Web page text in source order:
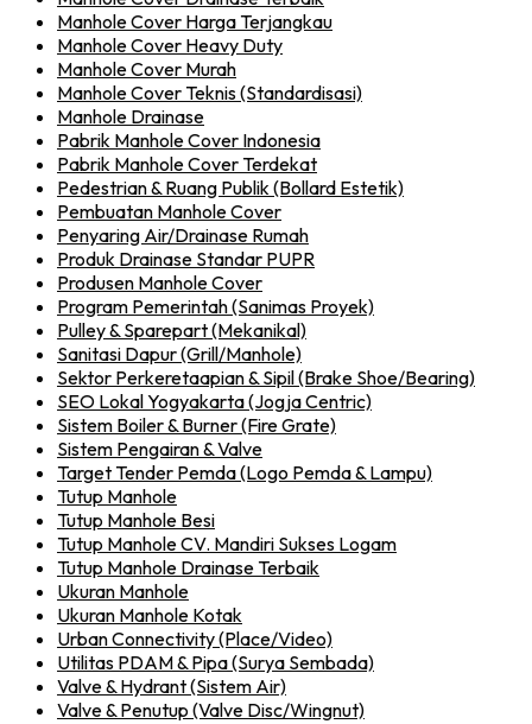
Manhole Cover Harga Terjangkau
Manhole Cover Heavy Duty
Manhole Cover Murah
Manhole Cover Teknis (Standardisasi)
Manhole Drainase
Pabrik Manhole Cover Indonesia
Pabrik Manhole Cover Terdekat
Pedestrian & Ruang Publik (Bollard Estetik)
Pembuatan Manhole Cover
Penyaring Air/Drainase Rumah
Produk Drainase Standar PUPR
Produsen Manhole Cover
Program Pemerintah (Sanimas Proyek)
Pulley & Sparepart (Mekanikal)
Sanitasi Dapur (Grill/Manhole)
Sektor Perkeretaapian & Sipil (Brake Shoe/Bearing)
SEO Lokal Yogyakarta (Jogja Centric)
Sistem Boiler & Burner (Fire Grate)
Sistem Pengairan & Valve
Target Tender Pemda (Logo Pemda & Lampu)
Tutup Manhole
Tutup Manhole Besi
Tutup Manhole CV. Mandiri Sukses Logam
Tutup Manhole Drainase Terbaik
Ukuran Manhole
Ukuran Manhole Kotak
Urban Connectivity (Place/Video)
Utilitas PDAM & Pipa (Surya Sembada)
Valve & Hydrant (Sistem Air)
Valve & Penutup (Valve Disc/Wingnut)